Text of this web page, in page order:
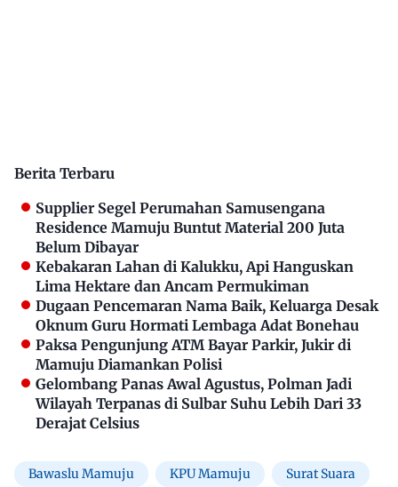
Berita Terbaru
Supplier Segel Perumahan Samusengana
Residence Mamuju Buntut Material 200 Juta
Belum Dibayar
Kebakaran Lahan di Kalukku, Api Hanguskan
Lima Hektare dan Ancam Permukiman
Dugaan Pencemaran Nama Baik, Keluarga Desak
Oknum Guru Hormati Lembaga Adat Bonehau
Paksa Pengunjung ATM Bayar Parkir, Jukir di
Mamuju Diamankan Polisi
Gelombang Panas Awal Agustus, Polman Jadi
Wilayah Terpanas di Sulbar Suhu Lebih Dari 33
Derajat Celsius
Bawaslu Mamuju KPU Mamuju Surat Suara